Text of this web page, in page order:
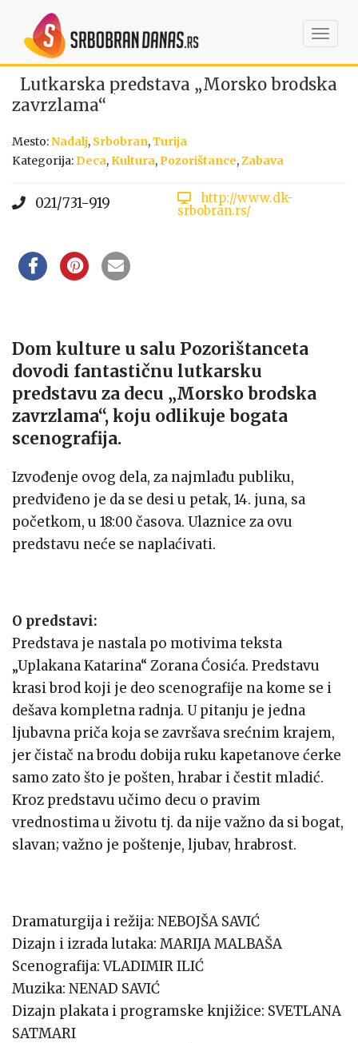
Lutkarska predstava „Morsko brodska
zavrzlama“
Mesto:Nadalj, Srbobran,Turija
Kategorija: Deca, Kultura, Pozorištance,Zabava
021/731-919
http://www.dk-
srbobran.rs/
Dom kulture u salu Pozorištanceta
dovodi fantastičnu lutkarsku
predstavu za decu „Morsko brodska
zavrzlama“, koju odlikuje bogata
scenografija.
Izvođenje ovog dela, za najmlađu publiku,
predviđeno je da se desi u petak, 14. juna, sa
početkom, u 18:00 časova. Ulaznice za ovu
predstavu neće se naplaćivati.
O predstavi:
Predstava je nastala po motivima teksta
„Uplakana Katarina“ Zorana Ćosića. Predstavu
krasi brod koji je deo scenografije na kome se i
dešava kompletna radnja. U pitanju je jedna
ljubavna priča koja se završava srećnim krajem,
jer čistač na brodu dobija ruku kapetanove ćerke
samo zato što je pošten, hrabar i čestit mladić.
Kroz predstavu učimo decu o pravim
vrednostima u životu tj. da nije važno da si bogat,
slavan; važno je poštenje, ljubav, hrabrost.
Dramaturgija i režija: NEBOJŠA SAVIĆ
Dizajn i izrada lutaka: MARIJA MALBAŠA
Scenografija: VLADIMIR ILIĆ
Muzika: NENAD SAVIĆ
Dizajn plakata i programske knjižice: SVETLANA
SATMARI